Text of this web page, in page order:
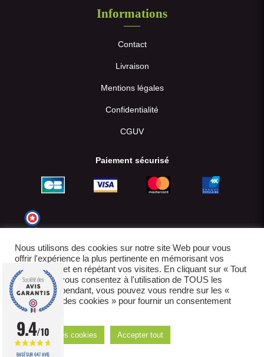
Informations
Contact
Livraison
Mentions légales
Confidentialité
CGUV
Paiement sécurisé
E-boutique créée par IDCOMWEB avec
Nous utilisons des cookies sur notre site Web pour vous
offrir l'expérience la plus pertinente en mémorisant vos
préférences et en répétant vos visites. En cliquant sur « Tout
accepter », vous consentez à l'utilisation de TOUS les
cookies. Cependant, vous pouvez vous rendre sur les «
Paramètres des cookies » pour fournir un consentement
contrôlé.
Réglages des cookies Accepter tout
9.4/10
BASÉ SUR 647 AVIS